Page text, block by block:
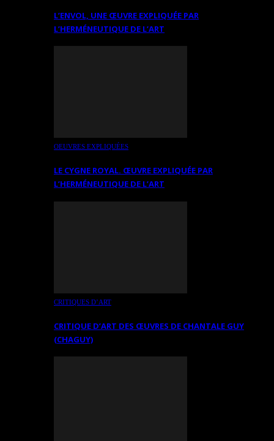
L’ENVOL, UNE ŒUVRE EXPLIQUÉE PAR
L’HERMÉNEUTIQUE DE L’ART
OEUVRES EXPLIQUÉES
LE CYGNE ROYAL. ŒUVRE EXPLIQUÉE PAR
L’HERMÉNEUTIQUE DE L’ART
CRITIQUES D’ART
CRITIQUE D’ART DES ŒUVRES DE CHANTALE GUY
(CHAGUY)